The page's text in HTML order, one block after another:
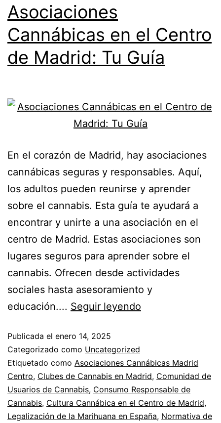
Asociaciones
Cannábicas en el Centro
de Madrid: Tu Guía
En el corazón de Madrid, hay asociaciones
cannábicas seguras y responsables. Aquí,
los adultos pueden reunirse y aprender
sobre el cannabis. Esta guía te ayudará a
encontrar y unirte a una asociación en el
centro de Madrid. Estas asociaciones son
lugares seguros para aprender sobre el
cannabis. Ofrecen desde actividades
sociales hasta asesoramiento y
educación.... Seguir leyendo
Publicada el enero 14, 2025
Categorizado como Uncategorized
Etiquetado como Asociaciones Cannábicas Madrid
Centro, Clubes de Cannabis en Madrid, Comunidad de
Usuarios de Cannabis, Consumo Responsable de
Cannabis, Cultura Cannábica en el Centro de Madrid,
Legalización de la Marihuana en España, Normativa de